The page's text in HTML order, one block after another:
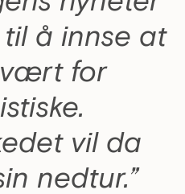
å innse at
for
vil da
nedtur.”